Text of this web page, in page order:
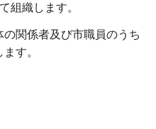
組織します。
関係者及び市職員のうち
す。